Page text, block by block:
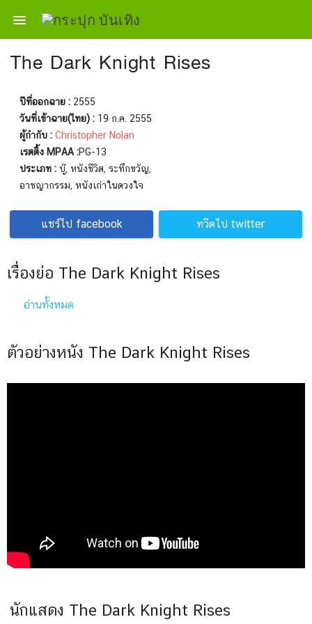

The Dark Knight Rises
ปีที่ออกฉาย : 2555
วันที่เข้าฉาย(ไทย) : 19 ก.ค. 2555
ผู้กำกับ : Christopher Nolan
เรตติ้ง MPAA :PG-13
ประเภท : บู๊, หนังชีวิต, ระทึกขวัญ,
อาชญากรรม, หนังเก่าในดวงใจ
แชร์ไป facebook ทวีตไป twitter
เรื่องย่อ The Dark Knight Rises
อ่านทั้งหมด
ตัวอย่างหนัง The Dark Knight Rises
นักแสดง The Dark Knight Rises